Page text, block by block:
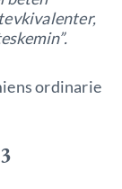
ordinarie